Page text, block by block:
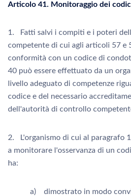
Articolo 41. Monitoraggio dei
1. Fatti salvi i compiti e i poteri
competente di cui agli articoli 57 e
conformità con un codice di
40 può essere effettuato da un
livello adeguato di competenze
codice e del necessario
dell'autorità di controllo
2. L'organismo di cui al paragrafo
a monitorare l'osservanza di un
ha:
a) dimostrato in modo